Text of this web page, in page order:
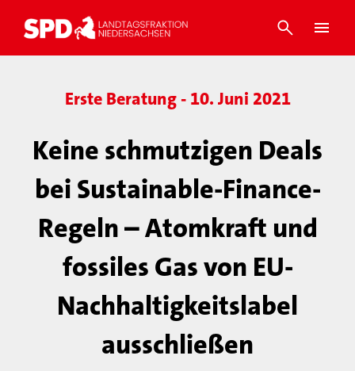
Erste Beratung - 10. Juni 2021
Keine schmutzigen Deals
bei Sustainable-Finance-
Regeln – Atomkraft und
fossiles Gas von EU-
Nachhaltigkeitslabel
ausschließen